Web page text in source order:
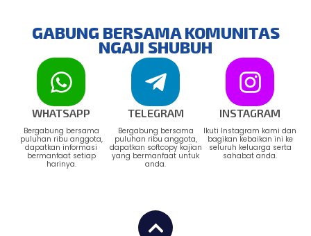
GABUNG BERSAMA KOMUNITAS
NGAJI SHUBUH
WHATSAPP
Bergabung bersama
puluhan ribu anggota,
dapatkan informasi
bermanfaat setiap
harinya.
TELEGRAM
Bergabung bersama
puluhan ribu anggota,
dapatkan softcopy kajian
yang bermanfaat untuk
anda.
INSTAGRAM
Ikuti Instagram kami dan
bagikan kebaikan ini ke
seluruh keluarga serta
sahabat anda.